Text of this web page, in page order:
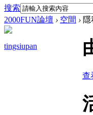
搜索
2000FUN論壇 › 空間 ›
tingsiupan
查